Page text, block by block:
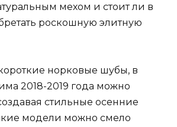
мехом и стоит ли в
роскошную элитную
норковые шубы, в
2018-2019 года можно
стильные осенние
модели можно смело